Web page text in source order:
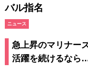
バル指名
ニュース
急上昇のマリナー
活躍を続けるなら…